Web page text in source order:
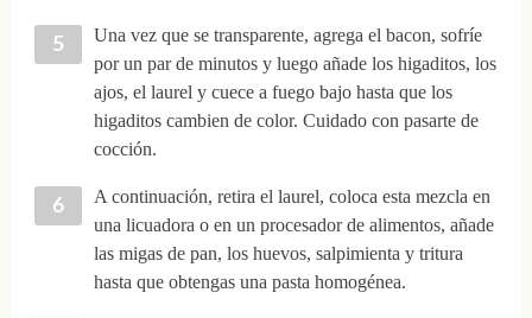
Una vez que se transparente, agrega el bacon, sofríe
por un par de minutos y luego añade los higaditos, los
ajos, el laurel y cuece a fuego bajo hasta que los
higaditos cambien de color. Cuidado con pasarte de
cocción.
A continuación, retira el laurel, coloca esta mezcla en
una licuadora o en un procesador de alimentos, añade
las migas de pan, los huevos, salpimienta y tritura
hasta que obtengas una pasta homogénea.